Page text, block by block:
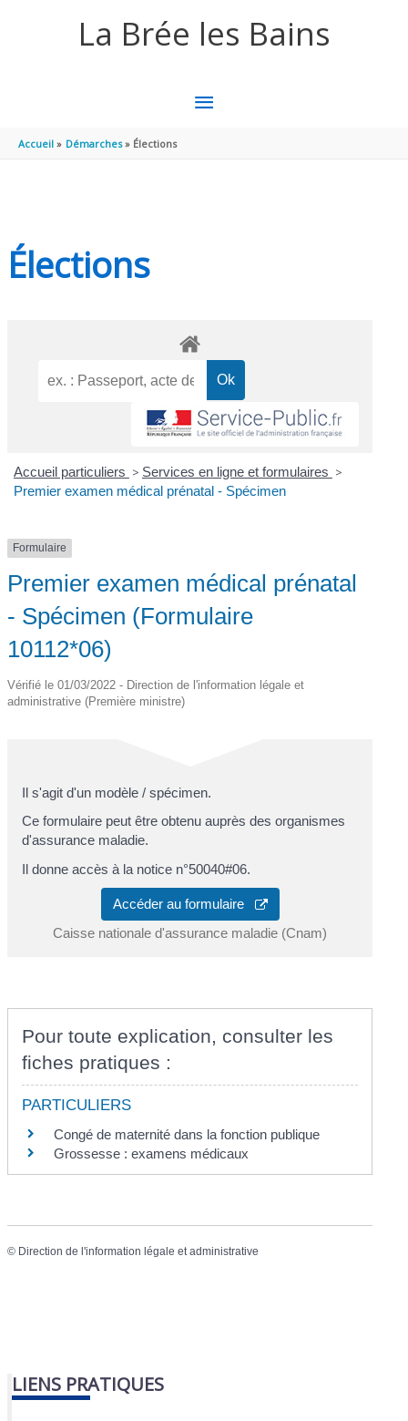
La Brée les Bains
MENU
Accueil Démarches Élections
Élections
Accueil particuliers > Services en ligne et formulaires >
Premier examen médical prénatal - Spécimen
Formulaire
Premier examen médical prénatal
- Spécimen (Formulaire
10112*06)
Vérifié le 01/03/2022 - Direction de l'information légale et
administrative (Première ministre)
Il s'agit d'un modèle / spécimen.
Ce formulaire peut être obtenu auprès des organismes
d'assurance maladie.
Il donne accès à la notice n°50040#06.
Accéder au formulaire
Caisse nationale d'assurance maladie (Cnam)
Pour toute explication, consulter les
fiches pratiques :
PARTICULIERS
Congé de maternité dans la fonction publique
Grossesse : examens médicaux
© Direction de l'information légale et administrative
LIENS PRATIQUES